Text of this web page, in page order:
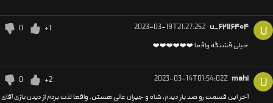
U u_۶۲۱۱۶۴۰۴ 2023-03-19T21:27:25Z
+1
0
خیلی قشنگه واقعا ❤️❤️❤️❤️❤️❤️
U
mahi
2023-03-14T01:54:02Z
+2
0
آخر این قسمت رو صد بار دیدم، شاه و جیران عالی هستن. واقعا لذت بردم از دیدن بازی آقای